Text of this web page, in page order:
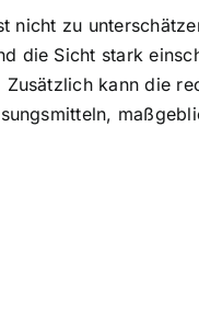
nicht zu
die Sicht stark
kann die